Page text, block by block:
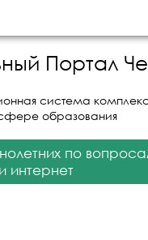
Портал
система
сфере образования
по
интернет